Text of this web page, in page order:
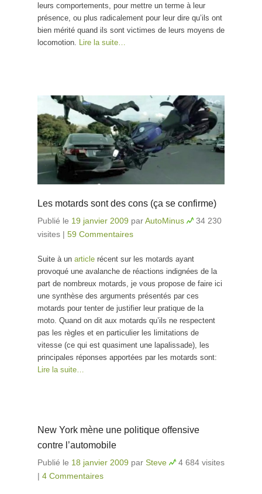
leurs comportements, pour mettre un terme à leur
présence, ou plus radicalement pour leur dire qu’ils ont
bien mérité quand ils sont victimes de leurs moyens de
locomotion. Lire la suite…
Les motards sont des cons (ça se confirme)
Publié le 19 janvier 2009 parAutoMinus
34 230
visites | 59 Commentaires
Suite à un article récent sur les motards ayant
provoqué une avalanche de réactions indignées de la
part de nombreux motards, je vous propose de faire ici
une synthèse des arguments présentés par ces
motards pour tenter de justifier leur pratique de la
moto. Quand on dit aux motards qu’ils ne respectent
pas les règles et en particulier les limitations de
vitesse (ce qui est quasiment une lapalissade), les
principales réponses apportées par les motards sont:
Lire la suite…
New York mène une politique offensive
contre l’automobile
Publié le 18 janvier 2009 par Steve
4 684 visites
| 4 Commentaires